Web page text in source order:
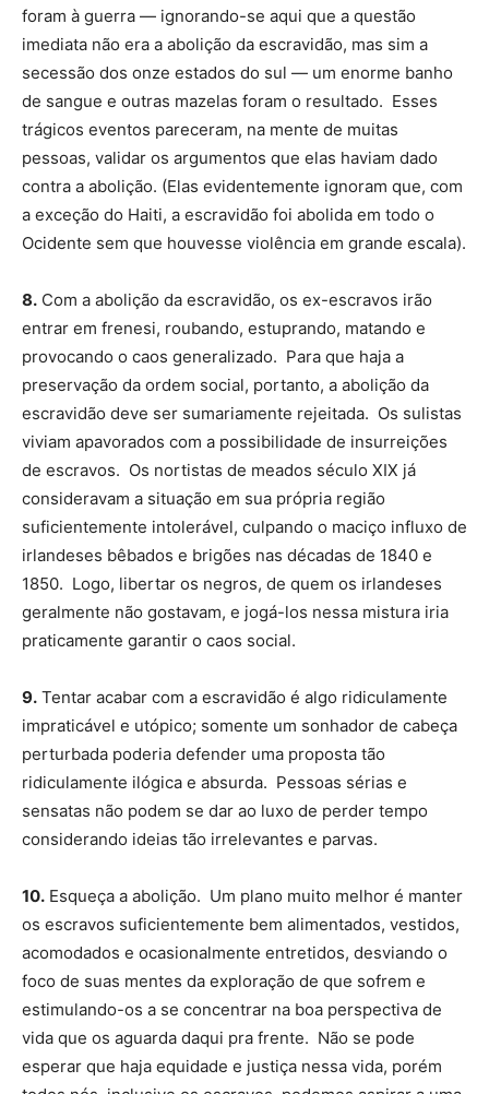
foram à guerra — ignorando-se aqui que a questão
imediata não era a abolição da escravidão, mas sim a
secessão dos onze estados do sul — um enorme banho
de sangue e outras mazelas foram o resultado. Esses
trágicos eventos pareceram, na mente de muitas
pessoas, validar os argumentos que elas haviam dado
contra a abolição. (Elas evidentemente ignoram que, com
a exceção do Haiti, a escravidão foi abolida em todo o
Ocidente sem que houvesse violência em grande escala).
8. Com a abolição da escravidão, os ex-escravos irão
entrar em frenesi, roubando, estuprando, matando e
provocando o caos generalizado. Para que haja a
preservação da ordem social, portanto, a abolição da
escravidão deve ser sumariamente rejeitada. Os sulistas
viviam apavorados com a possibilidade de insurreições
de escravos. Os nortistas de meados século XIX já
consideravam a situação em sua própria região
suficientemente intolerável, culpando o maciço influxo de
irlandeses bêbados e brigões nas décadas de 1840 e
1850. Logo, libertar os negros, de quem os irlandeses
geralmente não gostavam, e jogá-los nessa mistura iria
praticamente garantir o caos social.
9. Tentar acabar com a escravidão é algo ridiculamente
impraticável e utópico; somente um sonhador de cabeça
perturbada poderia defender uma proposta tão
ridiculamente ilógica e absurda. Pessoas sérias e
sensatas não podem se dar ao luxo de perder tempo
considerando ideias tão irrelevantes e parvas.
10. Esqueça a abolição. Um plano muito melhor é manter
os escravos suficientemente bem alimentados, vestidos,
acomodados e ocasionalmente entretidos, desviando o
foco de suas mentes da exploração de que sofrem e
estimulando-os a se concentrar na boa perspectiva de
vida que os aguarda daqui pra frente. Não se pode
esperar que haja equidade e justiça nessa vida, porém